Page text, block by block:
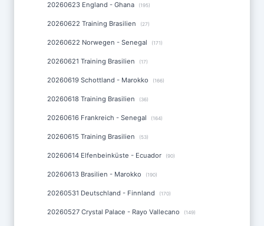
20260623 England - Ghana (195)
20260622 Training Brasilien (27)
20260622 Norwegen - Senegal (171)
20260621 Training Brasilien (17)
20260619 Schottland - Marokko (166)
20260618 Training Brasilien (36)
20260616 Frankreich - Senegal (164)
20260615 Training Brasilien (53)
20260614 Elfenbeinküste - Ecuador (90)
20260613 Brasilien - Marokko (190)
20260531 Deutschland - Finnland (170)
20260527 Crystal Palace - Rayo Vallecano (149)